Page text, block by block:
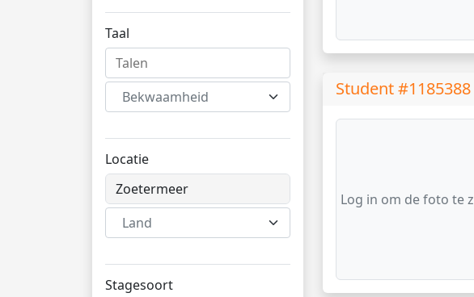
Taal
Bekwaamheid
Locatie
Land
Stagesoort
Student
Log in om de foto te